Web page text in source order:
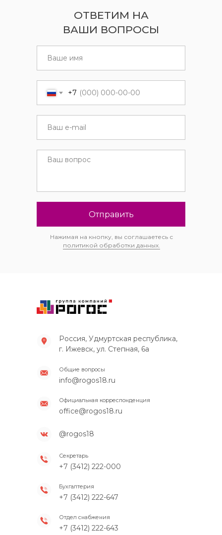
+7
Отправить
Нажимая на кнопку, вы соглашаетесь с
политикой обработки данных.
ОТВЕТИМ НА
ВАШИ ВОПРОСЫ
Россия, Удмуртская республика,
г. Ижевск, ул. Степная, 6а
@rogos18
info@rogos18.ru
+7 (3412) 222-000
+7 (3412) 222-647
+7 (3412) 222-643
Секретарь
Общие вопросы
office@rogos18.ru
Официальная корреспонденция
Бухгалтерия
Отдел снабжения